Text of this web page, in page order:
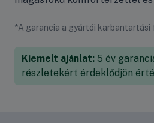
*A garancia a gyártói
Kiemelt ajánlat: 5 év
részletekért érdeklődjön